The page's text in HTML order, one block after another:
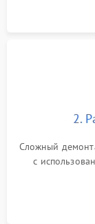
2.
Сложный
с
массивной